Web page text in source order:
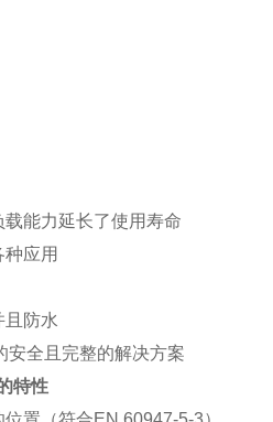
能力延长了使用寿命
应用
且防水
安全且完整的解决方案
特性